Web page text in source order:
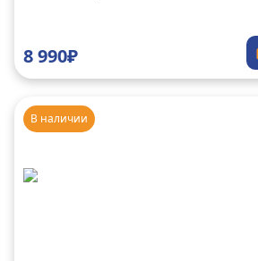
8 990₽
В наличии